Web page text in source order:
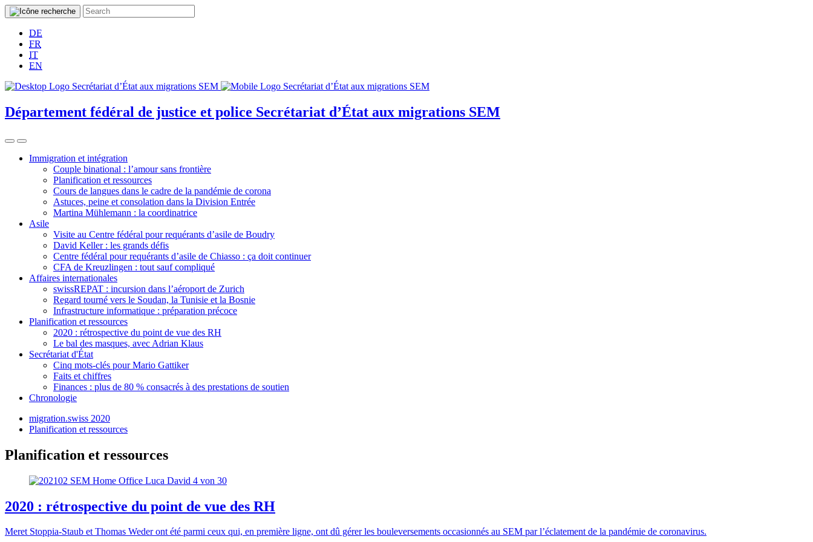
DE
FR
IT
EN
Département fédéral de justice et police Secrétariat d’État aux migrations SEM
Immigration et intégration
Couple binational : l’amour sans frontière
Planification et ressources
Cours de langues dans le cadre de la pandémie de corona
Astuces, peine et consolation dans la Division Entrée
Martina Mühlemann : la coordinatrice
Asile
Visite au Centre fédéral pour requérants d’asile de Boudry
David Keller : les grands défis
Centre fédéral pour requérants d’asile de Chiasso : ça doit continuer
CFA de Kreuzlingen : tout sauf compliqué
Affaires internationales
swissREPAT : incursion dans l’aéroport de Zurich
Regard tourné vers le Soudan, la Tunisie et la Bosnie
Infrastructure informatique : préparation précoce
Planification et ressources
2020 : rétrospective du point de vue des RH
Le bal des masques, avec Adrian Klaus
Secrétariat d'État
Cinq mots-clés pour Mario Gattiker
Faits et chiffres
Finances : plus de 80 % consacrés à des prestations de soutien
Chronologie
migration.swiss 2020
Planification et ressources
Planification et ressources
2020 : rétrospective du point de vue des RH
Meret Stoppia-Staub et Thomas Weder ont été parmi ceux qui, en première ligne, ont dû gérer les bouleversements occasionnés au SEM par l’éclatement de la pandémie de coronavirus.